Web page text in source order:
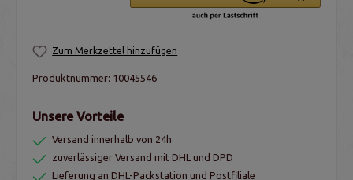
Zum Merkzettel hinzufügen
Produktnummer: 10045546
Unsere Vorteile
Versand innerhalb von 24h
zuverlässiger Versand mit DHL und DPD
Lieferung an DHL-Packstation und Postfiliale